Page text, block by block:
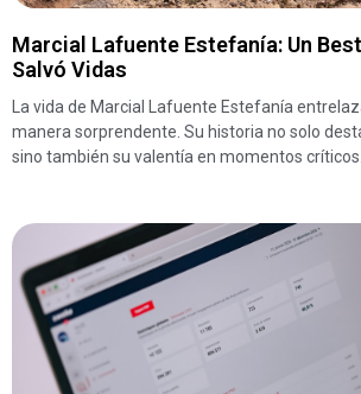
Marcial Lafuente Estefanía: Un
Salvó Vidas
La vida de Marcial Lafuente Estefanía
manera sorprendente. Su historia no solo
sino también su valentía en momentos críticos.